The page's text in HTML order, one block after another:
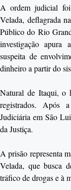
A ordem judicial
Velada, deflagrada
Público do Rio
investigação apura
suspeita de
dinheiro a partir do
Natural de Itaqui, o
registrados. Após
Judiciária em São
da Justiça.
A prisão representa
Velada, que busca
tráfico de drogas e à